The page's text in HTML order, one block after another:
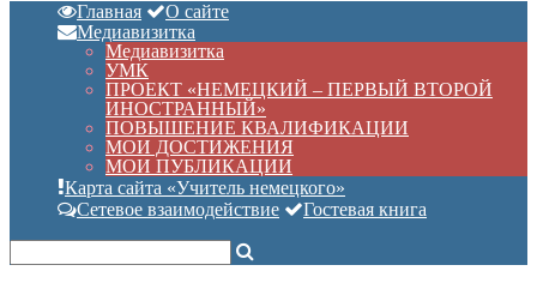
Главная
О сайте
Медиавизитка
Медиавизитка
УМК
ПРОЕКТ «НЕМЕЦКИЙ – ПЕРВЫЙ ВТОРОЙ
ИНОСТРАННЫЙ»
ПОВЫШЕНИЕ КВАЛИФИКАЦИИ
МОИ ДОСТИЖЕНИЯ
МОИ ПУБЛИКАЦИИ
Карта сайта «Учитель немецкого»
Сетевое взаимодействие
Гостевая книга